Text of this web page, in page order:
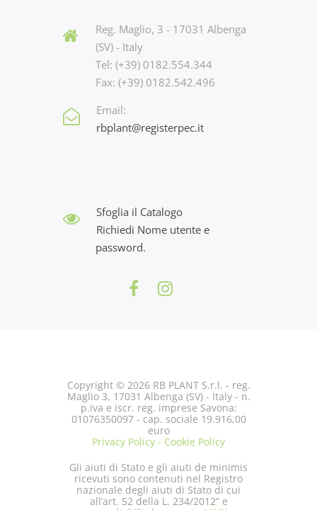
Reg. Maglio, 3 - 17031 Albenga
(SV) - Italy
Tel: (+39) 0182.554.344
Fax: (+39) 0182.542.496
Email:
rbplant@registerpec.it
Sfoglia il Catalogo
Richiedi Nome utente e
password.
Copyright © 2026 RB PLANT S.r.l. - reg.
Maglio 3, 17031 Albenga (SV) - Italy - n.
p.iva e iscr. reg. imprese Savona:
01076350097 - cap. sociale 19.916,00
euro
Privacy Policy - Cookie Policy
Gli aiuti di Stato e gli aiuti de minimis
ricevuti sono contenuti nel Registro
nazionale degli aiuti di Stato di cui
all’art. 52 della L. 234/2012” e